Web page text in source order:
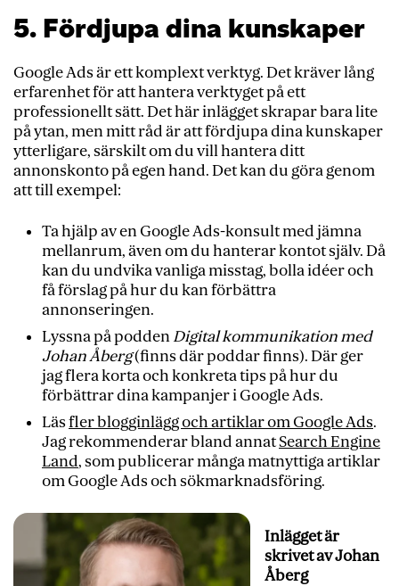
5. Fördjupa dina kunskaper
Google Ads är ett komplext verktyg. Det kräver lång
erfarenhet för att hantera verktyget på ett
professionellt sätt. Det här inlägget skrapar bara lite
på ytan, men mitt råd är att fördjupa dina kunskaper
ytterligare, särskilt om du vill hantera ditt
annonskonto på egen hand. Det kan du göra genom
att till exempel:
Ta hjälp av en Google Ads-konsult med jämna
mellanrum, även om du hanterar kontot själv. Då
kan du undvika vanliga misstag, bolla idéer och
få förslag på hur du kan förbättra
annonseringen.
Lyssna på poddenDigital kommunikation med
Johan Åberg(finns där poddar finns). Där ger
jag flera korta och konkreta tips på hur du
förbättrar dina kampanjer i Google Ads.
Läsfler blogginlägg och artiklar om Google Ads.
Jag rekommenderar bland annatSearch Engine
Land, som publicerar många matnyttiga artiklar
om Google Ads och sökmarknadsföring.
Inlägget är
skrivet av Johan
Åberg